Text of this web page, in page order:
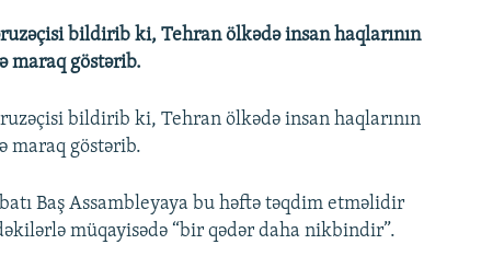
bildirib ki, Tehran ölkədə insan haqlarının
maraq göstərib.
bildirib ki, Tehran ölkədə insan haqlarının
maraq göstərib.
Baş Assambleyaya bu həftə təqdim etməlidir
müqayisədə “bir qədər daha nikbindir”.